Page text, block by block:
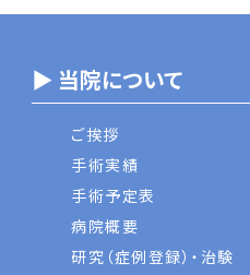
▶ 当院について
ご挨拶
手術実績
手術予定表
病院概要
研究（症例登録）・治験